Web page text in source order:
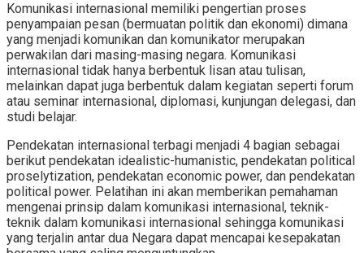
Komunikasi internasional memiliki pengertian proses
penyampaian pesan (bermuatan politik dan ekonomi) dimana
yang menjadi komunikan dan komunikator merupakan
perwakilan dari masing-masing negara. Komunikasi
internasional tidak hanya berbentuk lisan atau tulisan,
melainkan dapat juga berbentuk dalam kegiatan seperti forum
atau seminar internasional, diplomasi, kunjungan delegasi, dan
studi belajar.
Pendekatan internasional terbagi menjadi 4 bagian sebagai
berikut pendekatan idealistic-humanistic, pendekatan political
proselytization, pendekatan economic power, dan pendekatan
political power. Pelatihan ini akan memberikan pemahaman
mengenai prinsip dalam komunikasi internasional, teknik-
teknik dalam komunikasi internasional sehingga komunikasi
yang terjalin antar dua Negara dapat mencapai kesepakatan